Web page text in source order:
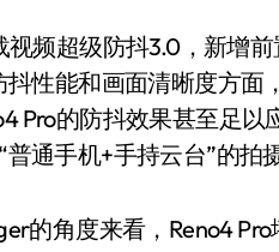
频超级防抖3.0，新增前
性能和画面清晰度方面
Pro的防抖效果甚至足
通手机+手持云台”的拍